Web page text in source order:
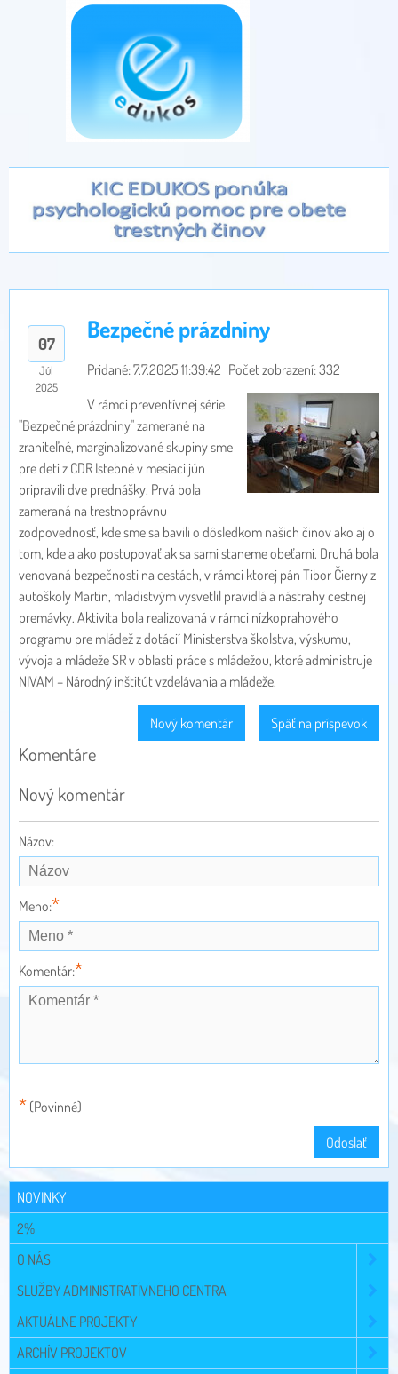
07
Júl
2025
Bezpečné prázdniny
Pridané: 7.7.2025 11:39:42 Počet zobrazení: 332
V rámci preventívnej série
"Bezpečné prázdniny" zamerané na
zraniteľné, marginalizované skupiny sme
pre deti z CDR Istebné v mesiaci jún
pripravili dve prednášky. Prvá bola
zameraná na trestnoprávnu
zodpovednosť, kde sme sa bavili o dôsledkom našich činov ako aj o
tom, kde a ako postupovať ak sa sami staneme obeťami. Druhá bola
venovaná bezpečnosti na cestách, v rámci ktorej pán Tibor Čierny z
autoškoly Martin, mladistvým vysvetlil pravidlá a nástrahy cestnej
premávky. Aktivita bola realizovaná v rámci nízkoprahového
programu pre mládež z dotácií Ministerstva školstva, výskumu,
vývoja a mládeže SR v oblasti práce s mládežou, ktoré administruje
NIVAM – Národný inštitút vzdelávania a mládeže.
Späť na príspevok
Nový komentár
Komentáre
Nový komentár
Názov:
Meno:*
Komentár:*
* (Povinné)
Odoslať
NOVINKY
2%
O NÁS
SLUŽBY ADMINISTRATÍVNEHO CENTRA
AKTUÁLNE PROJEKTY
ARCHÍV PROJEKTOV